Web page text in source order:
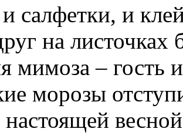
салфетки, и
на листочках
мимоза – гость
морозы
настоящей